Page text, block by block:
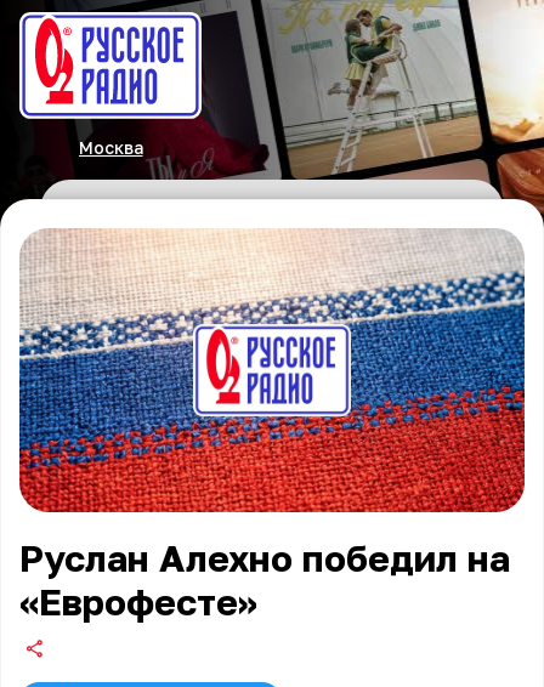
Москва
Руслан Алехно победил на
«Еврофесте»